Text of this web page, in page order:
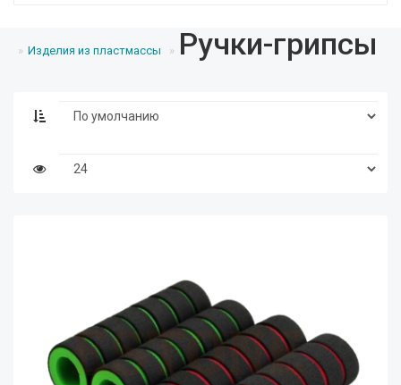
Изделия из пластмассы Ручки-грипсы